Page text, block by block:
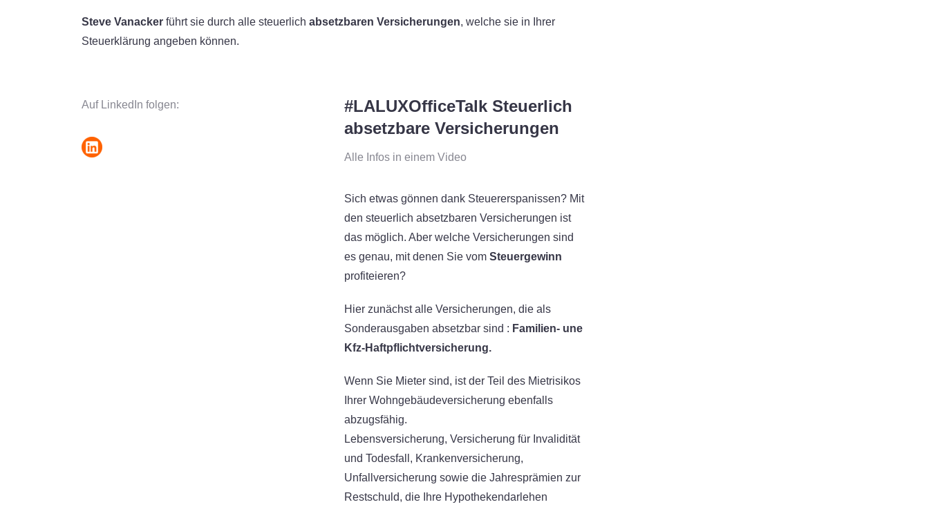
Steve Vanacker führt sie durch alle steuerlich absetzbaren Versicherungen, welche sie in Ihrer
Steuerklärung angeben können.
Auf LinkedIn folgen:
#LALUXOfficeTalk Steuerlich
absetzbare Versicherungen
Alle Infos in einem Video
Sich etwas gönnen dank Steuererspanissen? Mit
den steuerlich absetzbaren Versicherungen ist
das möglich. Aber welche Versicherungen sind
es genau, mit denen Sie vom Steuergewinn
profiteieren?
Hier zunächst alle Versicherungen, die als
Sonderausgaben absetzbar sind : Familien- une
Kfz-Haftpflichtversicherung.
Wenn Sie Mieter sind, ist der Teil des Mietrisikos
Ihrer Wohngebäudeversicherung ebenfalls
abzugsfähig.
Lebensversicherung, Versicherung für Invalidität
und Todesfall, Krankenversicherung,
Unfallversicherung sowie die Jahresprämien zur
Restschuld, die Ihre Hypothekendarlehen